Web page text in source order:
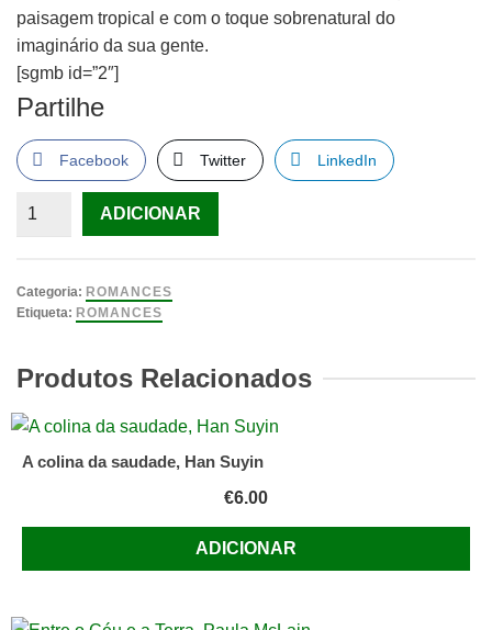
paisagem tropical e com o toque sobrenatural do
imaginário da sua gente.
[sgmb id=”2″]
Partilhe
Facebook Twitter LinkedIn
Quantidade
Crescem
Limas
Nascem
Amanda
Smyth
ADICIONAR
Categoria: ROMANCES
Etiqueta: ROMANCES
Produtos Relacionados
A colina da saudade, Han Suyin
€6.00
ADICIONAR